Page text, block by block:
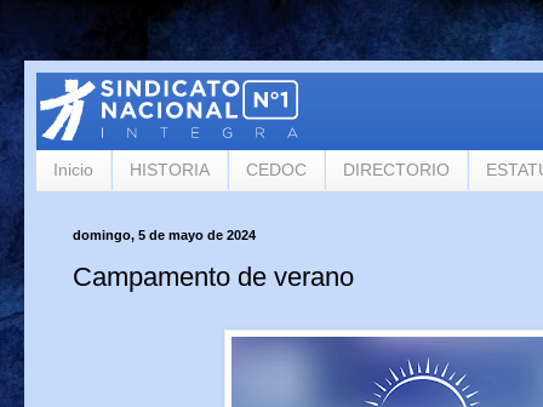
Inicio HISTORIA CEDOC DIRECTORIO
domingo, 5 de mayo de 2024
Campamento de verano